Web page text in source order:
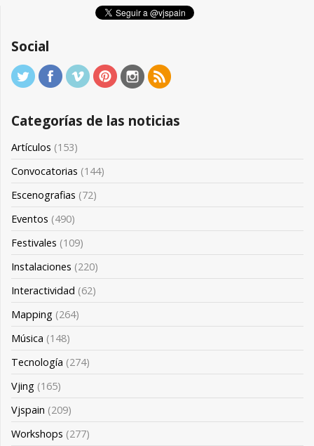
Social
Categorías de las noticias
Artículos (153)
Convocatorias (144)
Escenografias (72)
Eventos (490)
Festivales (109)
Instalaciones (220)
Interactividad (62)
Mapping (264)
Música (148)
Tecnología (274)
Vjing (165)
Vjspain (209)
Workshops (277)